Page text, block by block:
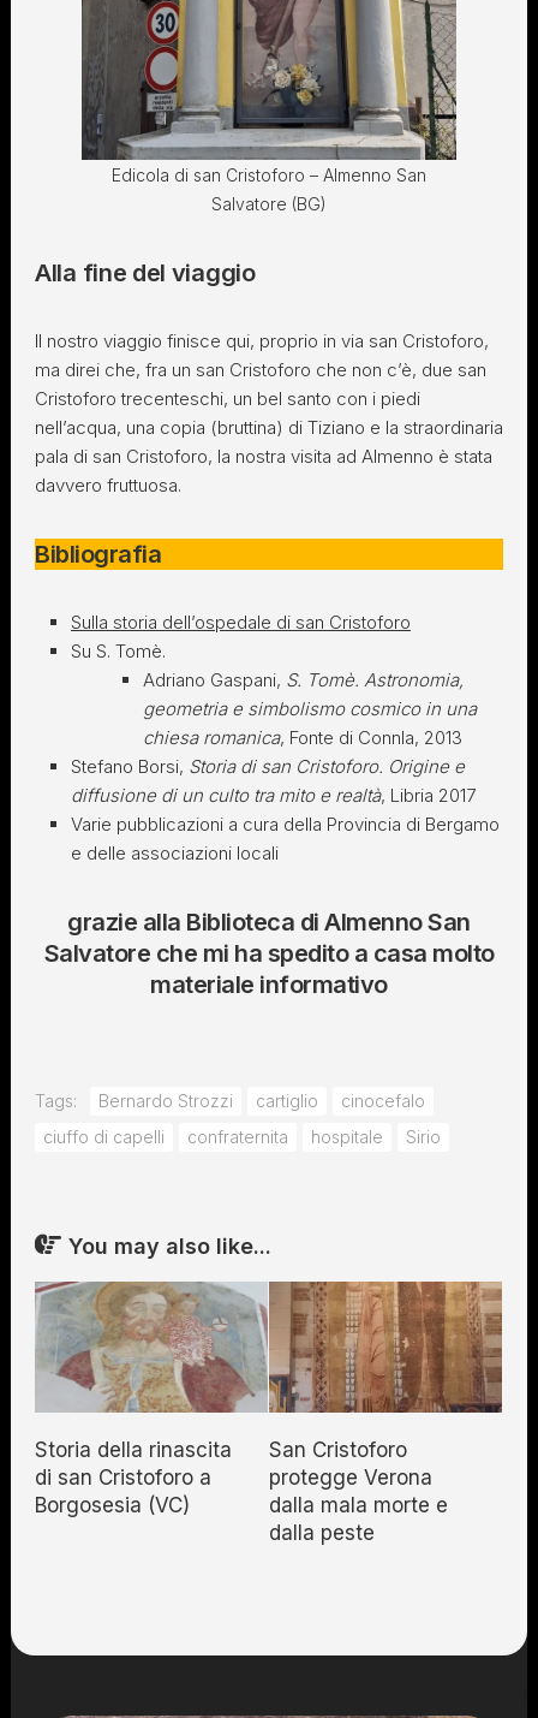
Edicola di san Cristoforo – Almenno San
Salvatore (BG)
Alla fine del viaggio
Il nostro viaggio finisce qui, proprio in via san Cristoforo,
ma direi che, fra un san Cristoforo che non c’è, due san
Cristoforo trecenteschi, un bel santo con i piedi
nell’acqua, una copia (bruttina) di Tiziano e la straordinaria
pala di san Cristoforo, la nostra visita ad Almenno è stata
davvero fruttuosa.
Bibliografia
Sulla storia dell’ospedale di san Cristoforo
Su S. Tomè.
Adriano Gaspani, S. Tomè. Astronomia,
geometria e simbolismo cosmico in una
chiesa romanica, Fonte di Connla, 2013
Stefano Borsi, Storia di san Cristoforo. Origine e
diffusione di un culto tra mito e realtà, Libria 2017
Varie pubblicazioni a cura della Provincia di Bergamo
e delle associazioni locali
grazie alla Biblioteca di Almenno San
Salvatore che mi ha spedito a casa molto
materiale informativo
Tags: Bernardo Strozzi cartiglio
cinocefalo
ciuffo di capelli
confraternita hospitale Sirio
You may also like...
Storia della rinascita
di san Cristoforo a
Borgosesia (VC)
San Cristoforo
protegge Verona
dalla mala morte e
dalla peste